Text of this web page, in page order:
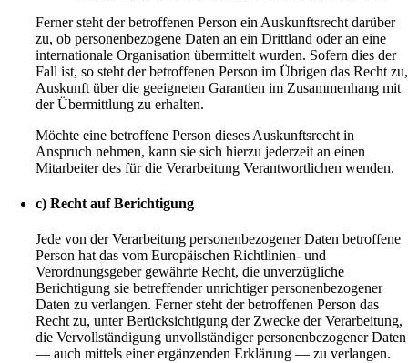
Ferner steht der betroffenen Person ein Auskunftsrecht darüber
zu, ob personenbezogene Daten an ein Drittland oder an eine
internationale Organisation übermittelt wurden. Sofern dies der
Fall ist, so steht der betroffenen Person im Übrigen das Recht zu,
Auskunft über die geeigneten Garantien im Zusammenhang mit
der Übermittlung zu erhalten.
Möchte eine betroffene Person dieses Auskunftsrecht in
Anspruch nehmen, kann sie sich hierzu jederzeit an einen
Mitarbeiter des für die Verarbeitung Verantwortlichen wenden.
c) Recht auf Berichtigung
Jede von der Verarbeitung personenbezogener Daten betroffene
Person hat das vom Europäischen Richtlinien- und
Verordnungsgeber gewährte Recht, die unverzügliche
Berichtigung sie betreffender unrichtiger personenbezogener
Daten zu verlangen. Ferner steht der betroffenen Person das
Recht zu, unter Berücksichtigung der Zwecke der Verarbeitung,
die Vervollständigung unvollständiger personenbezogener Daten
— auch mittels einer ergänzenden Erklärung — zu verlangen.